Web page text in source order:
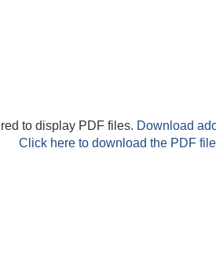
to display PDF files. Download
Click here to download the PDF